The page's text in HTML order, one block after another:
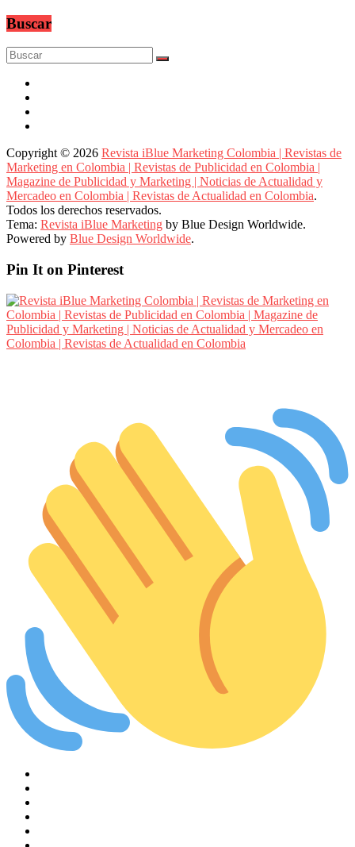
Buscar
Copyright © 2026 Revista iBlue Marketing Colombia | Revistas de
Marketing en Colombia | Revistas de Publicidad en Colombia |
Magazine de Publicidad y Marketing | Noticias de Actualidad y
Mercadeo en Colombia | Revistas de Actualidad en Colombia.
Todos los derechos reservados.
Tema: Revista iBlue Marketing by Blue Design Worldwide.
Powered by Blue Design Worldwide.
Pin It on Pinterest